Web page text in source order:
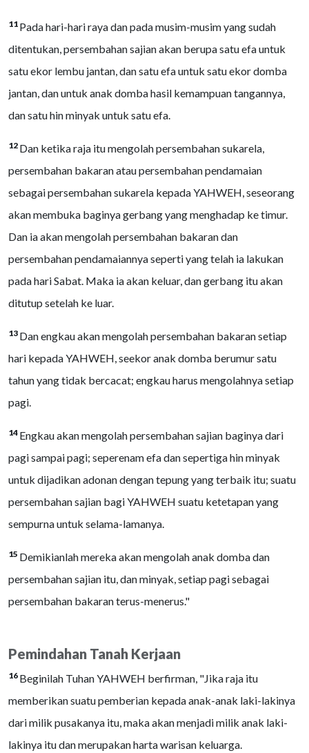
11 Pada hari-hari raya dan pada musim-musim yang sudah
ditentukan, persembahan sajian akan berupa satu efa untuk
satu ekor lembu jantan, dan satu efa untuk satu ekor domba
jantan, dan untuk anak domba hasil kemampuan tangannya,
dan satu hin minyak untuk satu efa.
12 Dan ketika raja itu mengolah persembahan sukarela,
persembahan bakaran atau persembahan pendamaian
sebagai persembahan sukarela kepada YAHWEH, seseorang
akan membuka baginya gerbang yang menghadap ke timur.
Dan ia akan mengolah persembahan bakaran dan
persembahan pendamaiannya seperti yang telah ia lakukan
pada hari Sabat. Maka ia akan keluar, dan gerbang itu akan
ditutup setelah ke luar.
13 Dan engkau akan mengolah persembahan bakaran setiap
hari kepada YAHWEH, seekor anak domba berumur satu
tahun yang tidak bercacat; engkau harus mengolahnya setiap
pagi.
14 Engkau akan mengolah persembahan sajian baginya dari
pagi sampai pagi; seperenam efa dan sepertiga hin minyak
untuk dijadikan adonan dengan tepung yang terbaik itu; suatu
persembahan sajian bagi YAHWEH suatu ketetapan yang
sempurna untuk selama-lamanya.
15 Demikianlah mereka akan mengolah anak domba dan
persembahan sajian itu, dan minyak, setiap pagi sebagai
persembahan bakaran terus-menerus."
Pemindahan Tanah Kerjaan
16 Beginilah Tuhan YAHWEH berfirman, "Jika raja itu
memberikan suatu pemberian kepada anak-anak laki-lakinya
dari milik pusakanya itu, maka akan menjadi milik anak laki-
lakinya itu dan merupakan harta warisan keluarga.